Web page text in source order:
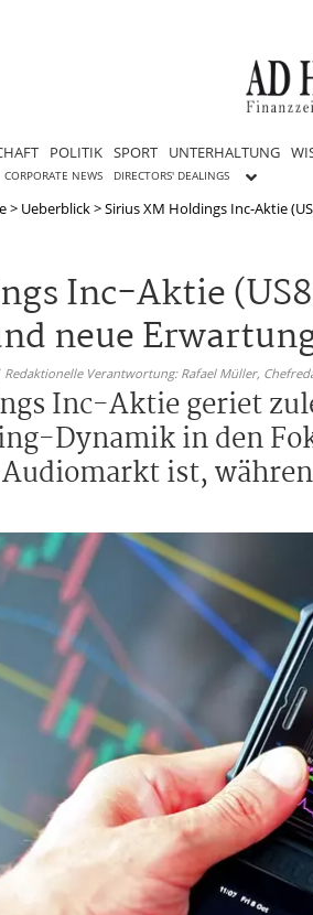
POLITIK SPORT UNTERHALTUNG
CORPORATE NEWS DIRECTORS' DEALINGS
> Ueberblick>Sirius XM Holdings Inc-Aktie
Inc-Aktie
neue
Verantwortung: Rafael Müller,
Inc-Aktie geriet
Dynamik in den
ist,